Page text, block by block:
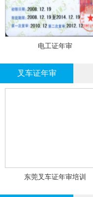
电工证年审
叉车证年审
东莞叉车证年审培训